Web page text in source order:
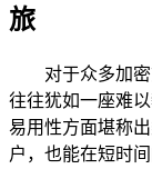
旅
对于众多加
往往犹如一座难
易用性方面堪称
户，也能在短时